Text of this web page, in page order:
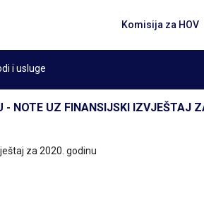
Komisija za HOV
i usluge
- NOTE UZ FINANSIJSKI IZVJEŠTAJ
za 2020. godinu